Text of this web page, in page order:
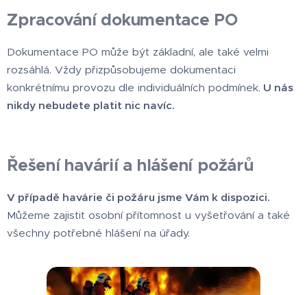
Zpracování dokumentace PO
Dokumentace PO může být základní, ale také velmi
rozsáhlá. Vždy přizpůsobujeme dokumentaci
konkrétnímu provozu dle individuálních podmínek. U nás
nikdy nebudete platit nic navíc.
Řešení havárií a hlášení požárů
V případě havárie či požáru jsme Vám k dispozici.
Můžeme zajistit osobní přítomnost u vyšetřování a také
všechny potřebné hlášení na úřady.